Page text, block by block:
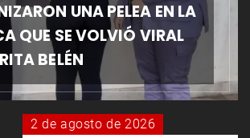
UNA PELEA EN LA
QUE SE VOLVIÓ VIRAL
BELÉN
2 de agosto de 2026